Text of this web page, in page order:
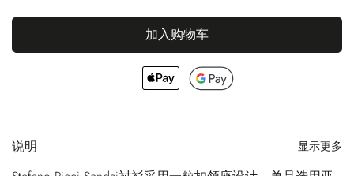
加入购物车
说明 显示更多